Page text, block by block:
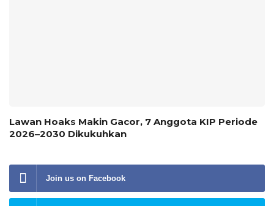
Lawan Hoaks Makin Gacor, 7 Anggota KIP Periode
2026–2030 Dikukuhkan
Join us on Facebook